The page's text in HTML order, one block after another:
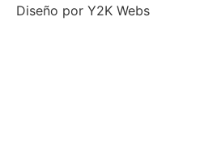
Diseño por Y2K Webs